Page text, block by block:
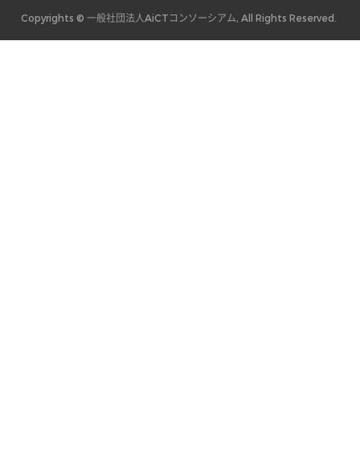
Copyrights © 一般社団法人AiCTコンソーシアム, All Rights Reserved.